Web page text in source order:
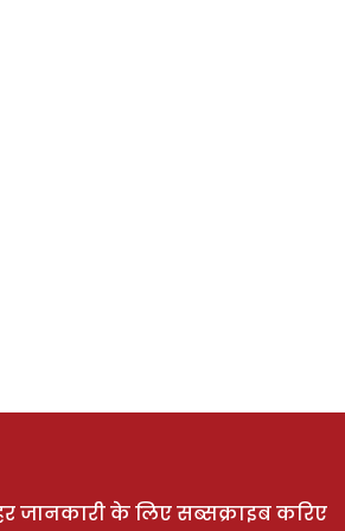
जानकारी के लिए सब्सक्राइब करिए